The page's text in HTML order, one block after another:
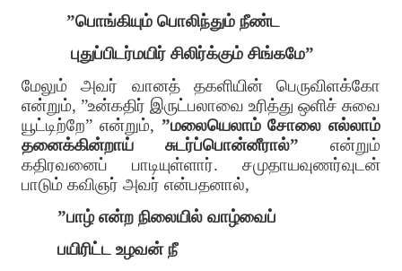
”பொங்கியும் பொலிந்தும் நீண்ட
புதுப்பிடர்மயிர் சிலிர்க்கும் சிங்கமே”
மேலும் அவர் வானத் தகளியின் பெருவிளக்கோ
என்றும், ”உன்கதிர் இருட்பலாவை உரித்து ஒளிச் சுவை
யூட்டிற்றே” என்றும், ”மலையெலாம் சோலை எல்லாம்
தனைக்கின்றாய் சுடர்ப்பொன்னீரால்” என்றும்
கதிரவனைப் பாடியுள்ளார். சமுதாயவுணர்வுடன்
பாடும் கவிஞர் அவர் என்பதனால்,
”பாழ் என்ற நிலையில் வாழ்வைப்
பயிரிட்ட உழவன் நீ